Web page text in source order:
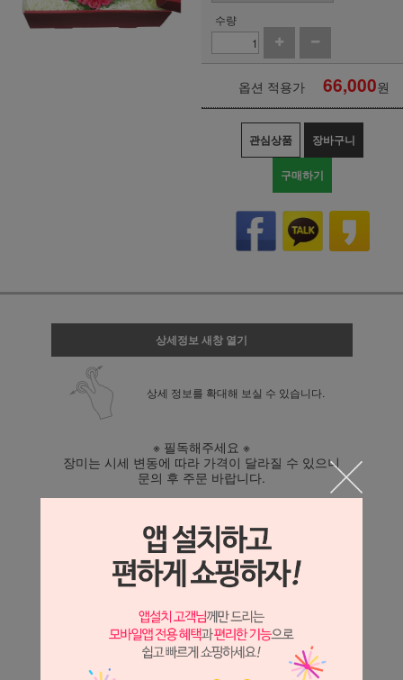
수량
옵션 적용가 66,000원
관심상품 장바구니
구매하기
상세정보 새창 열기
상세 정보를 확대해 보실 수 있습니다.
※ 필독해주세요 ※
장미는 시세 변동에 따라 가격이 달라질 수 있으니
문의 후 주문 바랍니다.